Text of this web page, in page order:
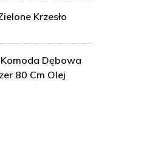
Krzesło
Dębowa
80 Cm Olej